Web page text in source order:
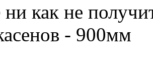
как не
- 900мм